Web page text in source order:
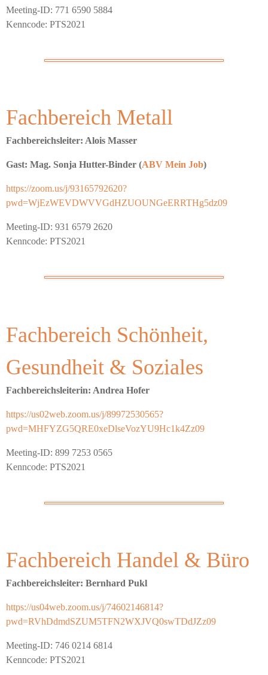
Meeting-ID: 771 6590 5884
Kenncode: PTS2021
Fachbereich Metall
Fachbereichsleiter: Alois Masser
Gast: Mag. Sonja Hutter-Binder (ABV Mein Job)
https://zoom.us/j/93165792620?
pwd=WjEzWEVDWVVGdHZUOUNGeERRTHg5dz09
Meeting-ID: 931 6579 2620
Kenncode: PTS2021
Fachbereich Schönheit,
Gesundheit & Soziales
Fachbereichsleiterin: Andrea Hofer
https://us02web.zoom.us/j/89972530565?
pwd=MHFYZG5QRE0xeDlseVozYU9Hc1k4Zz09
Meeting-ID: 899 7253 0565
Kenncode: PTS2021
Fachbereich Handel & Büro
Fachbereichsleiter: Bernhard Pukl
https://us04web.zoom.us/j/74602146814?
pwd=RVhDdmdSZUM5TFN2WXJVQ0swTDdJZz09
Meeting-ID: 746 0214 6814
Kenncode: PTS2021